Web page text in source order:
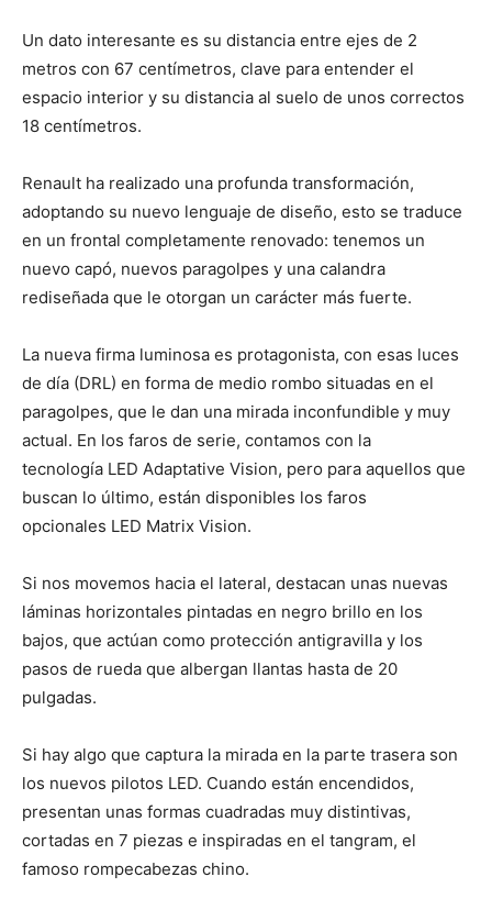
Un dato interesante es su distancia entre ejes de 2
metros con 67 centímetros, clave para entender el
espacio interior y su distancia al suelo de unos correctos
18 centímetros.
Renault ha realizado una profunda transformación,
adoptando su nuevo lenguaje de diseño, esto se traduce
en un frontal completamente renovado: tenemos un
nuevo capó, nuevos paragolpes y una calandra
rediseñada que le otorgan un carácter más fuerte.
La nueva firma luminosa es protagonista, con esas luces
de día (DRL) en forma de medio rombo situadas en el
paragolpes, que le dan una mirada inconfundible y muy
actual. En los faros de serie, contamos con la
tecnología LED Adaptative Vision, pero para aquellos que
buscan lo último, están disponibles los faros
opcionales LED Matrix Vision.
Si nos movemos hacia el lateral, destacan unas nuevas
láminas horizontales pintadas en negro brillo en los
bajos, que actúan como protección antigravilla y los
pasos de rueda que albergan llantas hasta de 20
pulgadas.
Si hay algo que captura la mirada en la parte trasera son
los nuevos pilotos LED. Cuando están encendidos,
presentan unas formas cuadradas muy distintivas,
cortadas en 7 piezas e inspiradas en el tangram, el
famoso rompecabezas chino.